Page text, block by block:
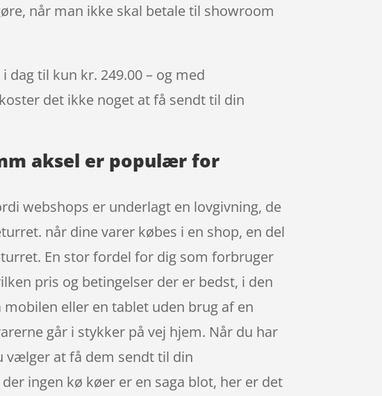
når man ikke skal betale til showroom
dag til kun kr. 249.00 – og med
det ikke noget at få sendt til din
aksel er populær for
webshops er underlagt en lovgivning, de
når dine varer købes i en shop, en del
En stor fordel for dig som forbruger
pris og betingelser der er bedst, i den
eller en tablet uden brug af en
går i stykker på vej hjem. Når du har
vælger at få dem sendt til din
ingen kø køer er en saga blot, her er det